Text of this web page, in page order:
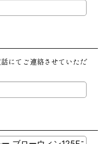
にてご連絡させていただ